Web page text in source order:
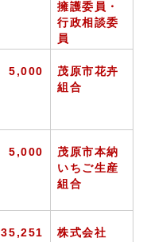
擁護委員・
行政相談委
員
5,000
茂原市花卉
組合
5,000
茂原市本納
いちご生産
組合
35,251
株式会社